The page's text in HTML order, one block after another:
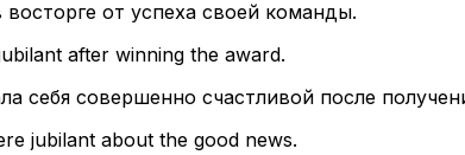
от успеха своей команды.
after winning the award.
себя совершенно счастливой после
jubilant about the good news.